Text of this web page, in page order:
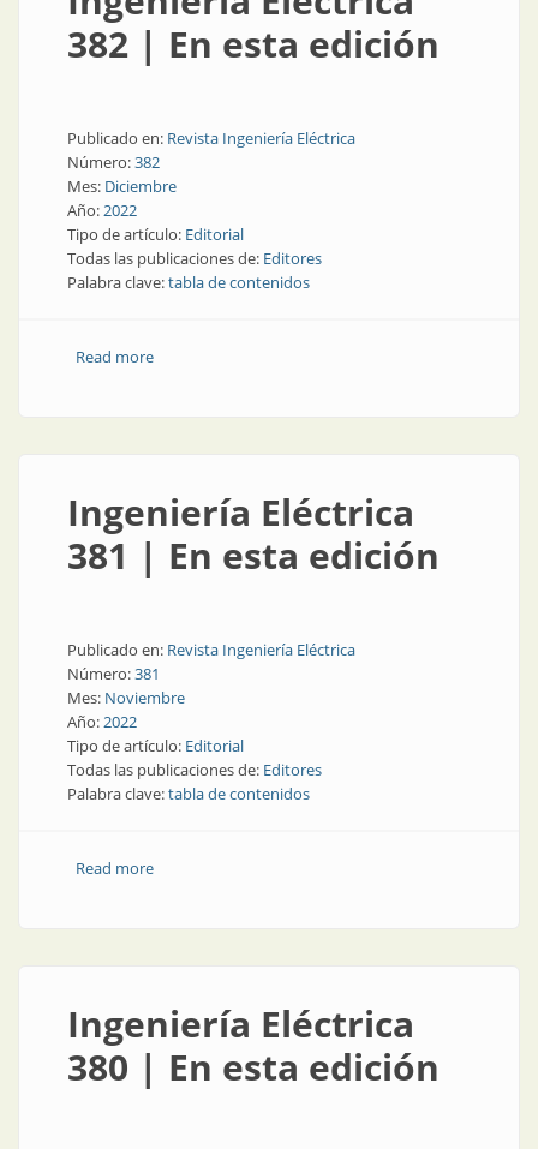
382 | En esta edición
Publicado en: Revista Ingeniería Eléctrica
Número:382
Mes: Diciembre
Año:2022
Tipo de artículo: Editorial
Todas las publicaciones de: Editores
Palabra clave:tabla de contenidos
Read moreabout Ingeniería Eléctrica 382 | En esta edición
Ingeniería Eléctrica
381 | En esta edición
Publicado en: Revista Ingeniería Eléctrica
Número:381
Mes: Noviembre
Año:2022
Tipo de artículo: Editorial
Todas las publicaciones de: Editores
Palabra clave:tabla de contenidos
Read moreabout Ingeniería Eléctrica 381 | En esta edición
Ingeniería Eléctrica
380 | En esta edición